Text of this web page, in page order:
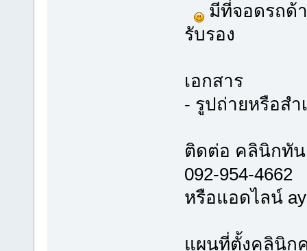
มีที่จอดรถด้
รับรอง
เอกสาร
- รูปถ่ายหรือส
ติดต่อ คลินิกทัน
092-954-4662
หรือแอดไลน์
แผนที่ตั้งคลินิก